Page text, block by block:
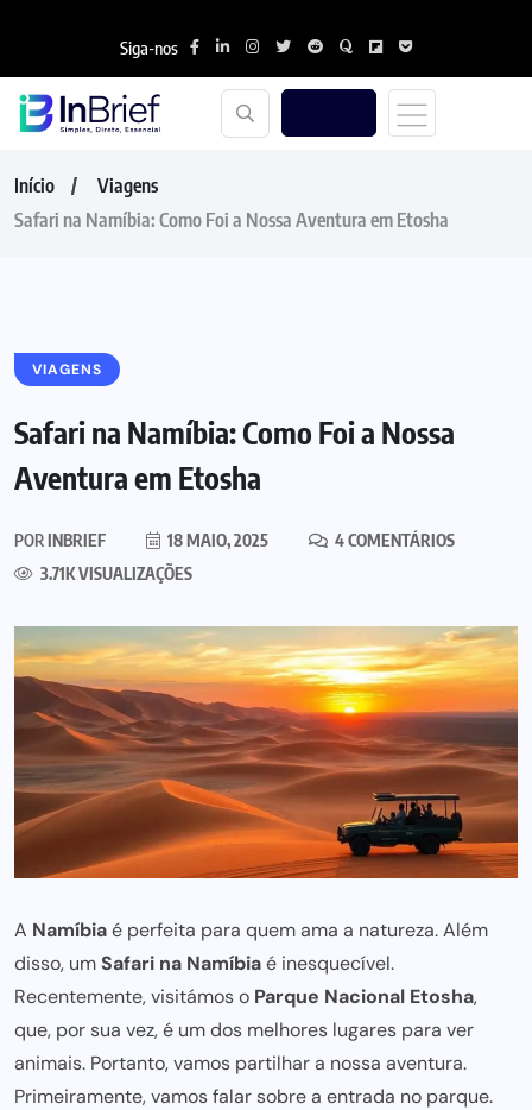
Siga-nos
Início
Viagens
Safari na Namíbia: Como Foi a Nossa Aventura em Etosha
VIAGENS
Safari na Namíbia: Como Foi a Nossa
Aventura em Etosha
PORINBRIEF 18 MAIO, 2025
4 COMENTÁRIOS
3.71K VISUALIZAÇÕES
A Namíbiaé perfeita para quem ama a natureza. Além
disso, umSafari na Namíbiaé inesquecível.
Recentemente, visitámos o Parque Nacional Etosha,
que, por sua vez, é um dos melhores lugares para ver
animais. Portanto, vamos partilhar a nossa aventura.
Primeiramente, vamos falar sobre a entrada no parque.